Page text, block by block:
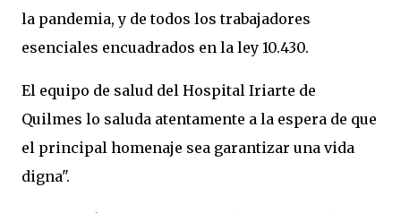
la pandemia, y de todos los trabajadores
esenciales encuadrados en la ley 10.430.
El equipo de salud del Hospital Iriarte de
Quilmes lo saluda atentamente a la espera de que
el principal homenaje sea garantizar una vida
digna".